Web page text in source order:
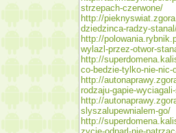
strzepach-czerwone/
http://
dziedzinca-radzy-
http://
wylazl-przez-otwor-
http://
co-bedzie-tylko-nie-
http://
rodzaju-gapie-
http://
slyszalupewnialem-go/
http://